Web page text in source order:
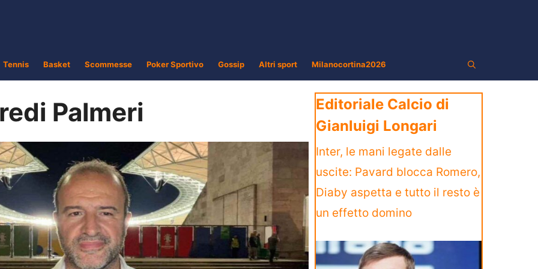
Tennis Basket Scommesse Poker Sportivo Gossip Altri sport Milanocortina2026
Palmeri
Editoriale Calcio di
Gianluigi Longari
Inter, le mani legate dalle
uscite: Pavard blocca Romero,
Diaby aspetta e tutto il resto è
un effetto domino